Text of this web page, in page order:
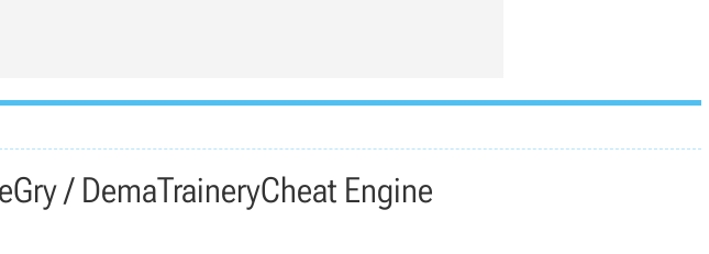
Gry / DemaTraineryCheat Engine